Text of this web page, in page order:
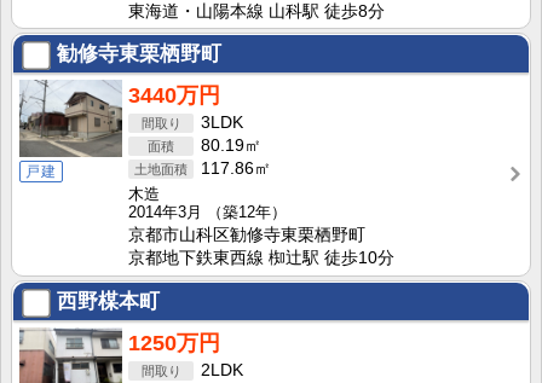
東海道・山陽本線 山科駅 徒歩8分
勧修寺東栗栖野町
戸建
3440万円
3LDK
80.19㎡
117.86㎡
木造
2014年3月
（築12年）
京都市山科区勧修寺東栗栖野町
京都地下鉄東西線 椥辻駅 徒歩10分
西野楳本町
1250万円
2LDK